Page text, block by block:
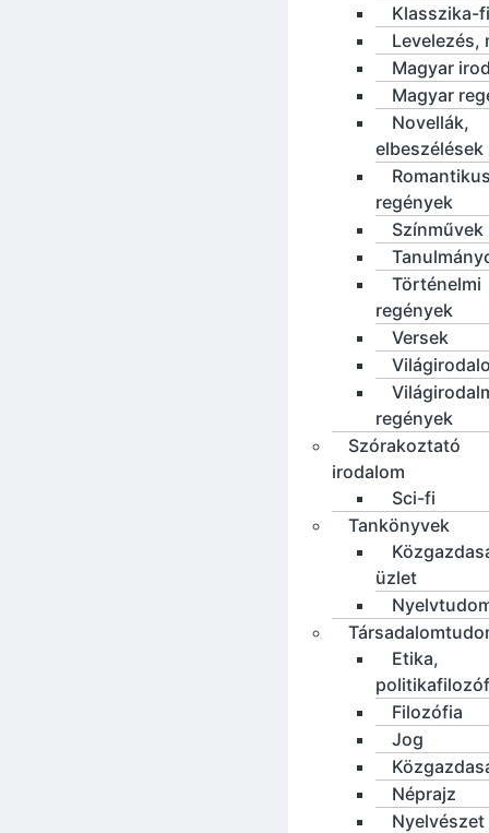
Klasszika-
Levelezés,
Magyar
Magyar
Novellák,
elbeszélések
regények
Színművek
Történelmi
regények
Versek
regények
Szórakoztató
irodalom
Sci-fi
Tankönyvek
üzlet
Etika,
Filozófia
Jog
Néprajz
Nyelvészet